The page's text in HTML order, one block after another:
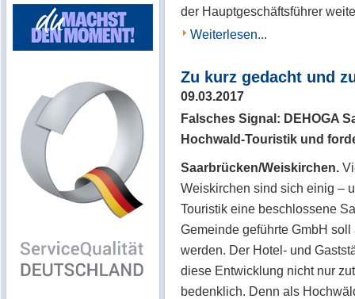
der Hauptgeschäftsführer
Weiterlesen...
Zu kurz gedacht und
09.03.2017
Falsches Signal: DEHOGA
Hochwald-Touristik und
Saarbrücken/Weiskirchen.
Weiskirchen sind sich einig –
Touristik eine beschlossene
Gemeinde geführte GmbH
werden. Der Hotel- und
diese Entwicklung nicht nur
bedenklich. Denn als